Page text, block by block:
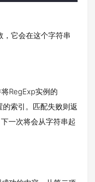
它会在这个字符串
RegExp实例的
索引。匹配失败则返
一次将会从字符串起